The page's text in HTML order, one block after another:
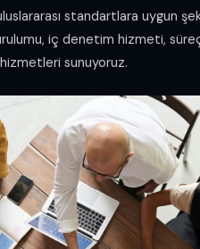
standartlara uygun
iç denetim hizmeti,
sunuyoruz.